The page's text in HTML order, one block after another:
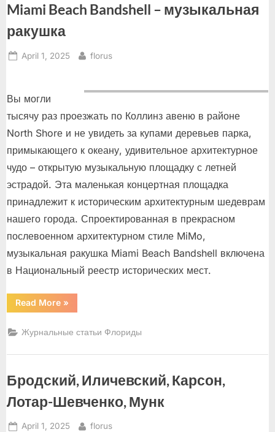
Miami Beach Bandshell – музыкальная
ракушка
Posted
April 1, 2025 By
florus
Вы могли
тысячу раз проезжать по Коллинз авеню в районе
North Shorе и не увидеть за купами деревьев парка,
примыкающего к океану, удивительное архитектурное
чудо – открытую музыкальную площадку с летней
эстрадой. Эта маленькая концертная площадка
принадлежит к историческим архитектурным шедеврам
нашего города. Спроектированная в прекрасном
послевоенном архитектурном стиле MiMo,
музыкальная ракушка Miami Beach Bandshell включена
в Национальный реестр исторических мест.
Read More“Miami
Beach
музыкальная
»
Журнальные статьи Флориды
Бродский, Иличевский, Карсон,
Лотар-Шевченко, Мунк
Posted
April 1, 2025 By
florus